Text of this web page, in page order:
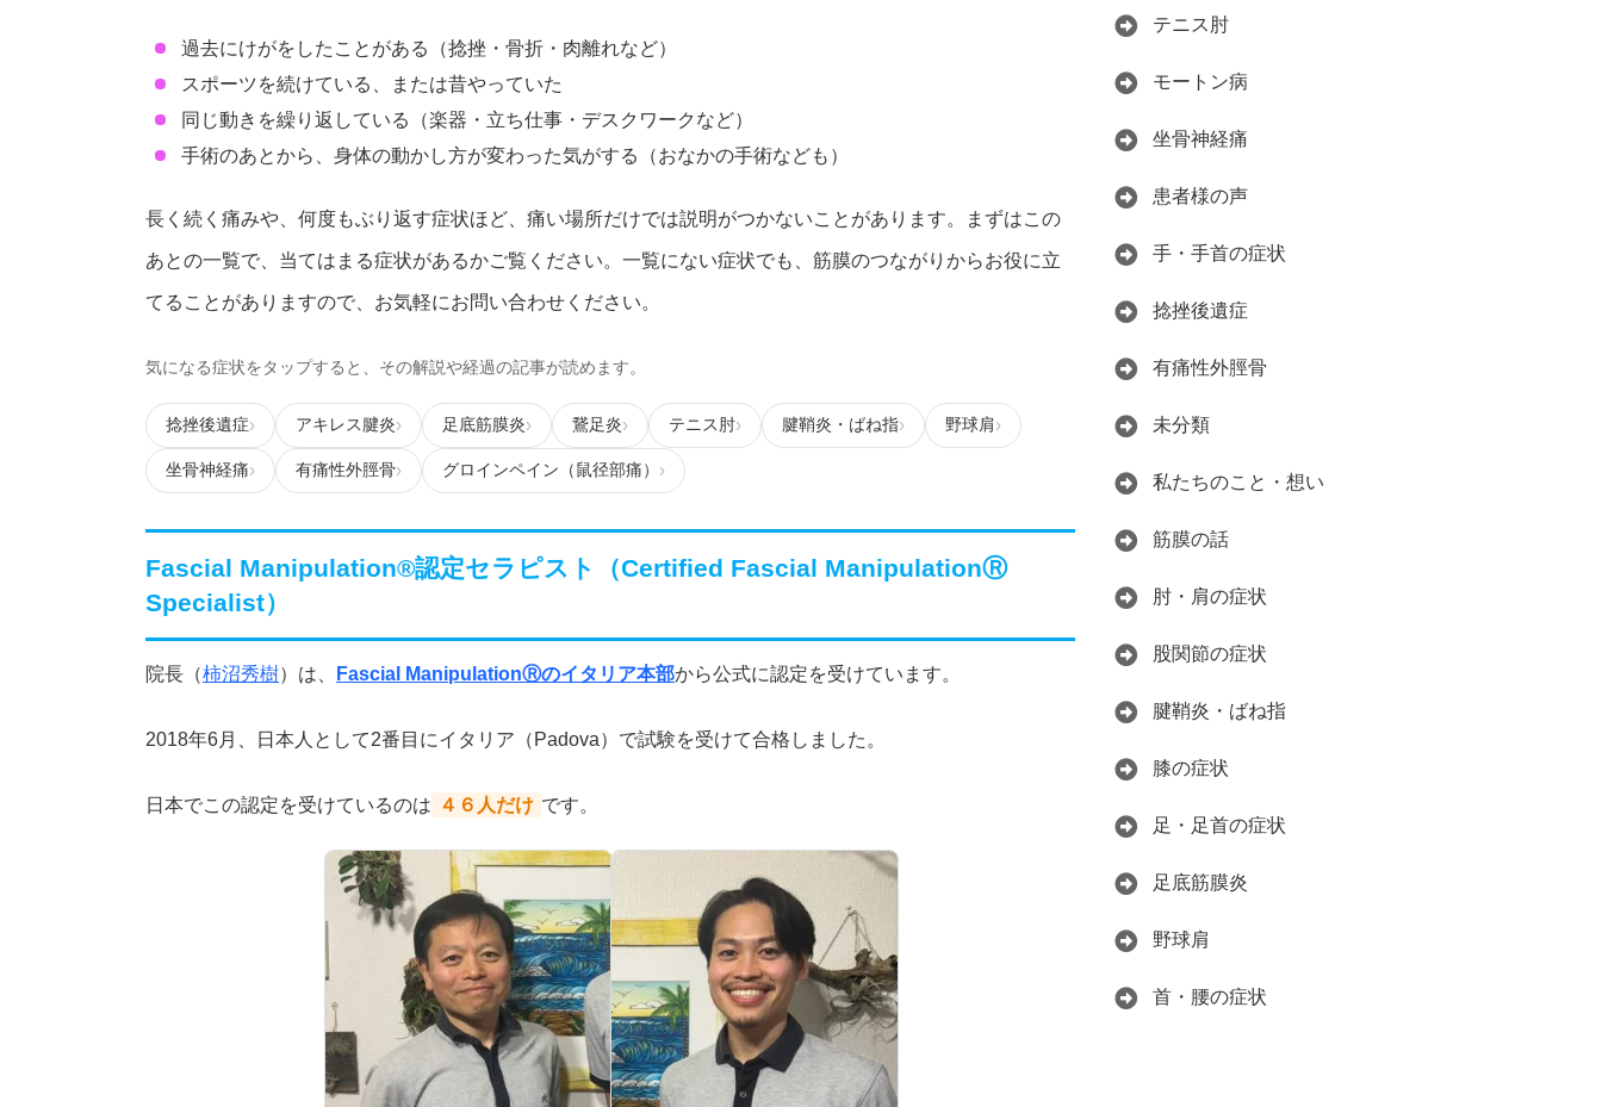
過去にけがをしたことがある（捻挫・骨折・肉離れなど）
スポーツを続けている、または昔やっていた
同じ動きを繰り返している（楽器・立ち仕事・デスクワークなど）
手術のあとから、身体の動かし方が変わった気がする（おなかの手術なども）
長く続く痛みや、何度もぶり返す症状ほど、痛い場所だけでは説明がつかないことがあります。まずはこの
あとの一覧で、当てはまる症状があるかご覧ください。一覧にない症状でも、筋膜のつながりからお役に立
てることがありますので、お気軽にお問い合わせください。
気になる症状をタップすると、その解説や経過の記事が読めます。
捻挫後遺症 アキレス腱炎 足底筋膜炎 鵞足炎 テニス肘 腱鞘炎・ばね指 野球肩
坐骨神経痛 有痛性外脛骨 グロインペイン（鼠径部痛）
Fascial Manipulation®認定セラピスト（Certified Fascial ManipulationⓇ
Specialist）
院長（柿沼秀樹）は、 Fascial ManipulationⓇのイタリア本部から公式に認定を受けています。
2018年6月、日本人として2番目にイタリア（Padova）で試験を受けて合格しました。
日本でこの認定を受けているのは ４６人だけ です。
テニス肘
モートン病
坐骨神経痛
患者様の声
手・手首の症状
捻挫後遺症
有痛性外脛骨
未分類
私たちのこと・想い
筋膜の話
肘・肩の症状
股関節の症状
腱鞘炎・ばね指
膝の症状
足・足首の症状
足底筋膜炎
野球肩
首・腰の症状